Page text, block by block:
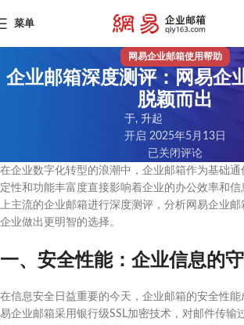
菜单
网易企业邮箱使用帮助
企业邮箱深度测评：网易企
脱颖而出
于, 升起
开启 2025年5月13日
已关闭评论
在企业数字化转型的浪潮中，企业邮箱作为基础
定性和功能丰富度直接影响着企业的办公效率和
上主流的企业邮箱进行深度测评，分析网易企业
企业做出更明智的选择。
一、安全性能：企业信息的
在信息安全日益重要的今天，企业邮箱的安全性能
易企业邮箱采用银行级SSL加密技术，对邮件传输